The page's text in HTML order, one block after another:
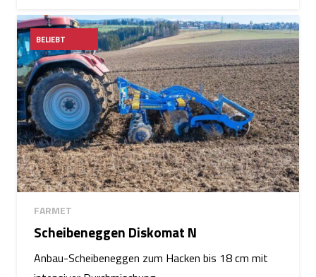
BELIEBT
FARMET
Scheibeneggen Diskomat N
Anbau-Scheibeneggen zum Hacken bis 18 cm mit